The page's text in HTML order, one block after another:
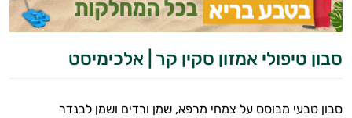
סבון טיפולי אמזון סקין קר | אלכימיסט
סבון טבעי מבוסס על צמחי מרפא, שמן ורדים ושמן לבנדר